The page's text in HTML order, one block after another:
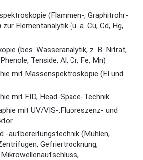
(Flammen-, Graphitrohr-
Elementanalytik (u. a. Cu, Cd, Hg,
(bes. Wasseranalytik, z. B. Nitrat,
Tenside, Al, Cr, Fe, Mn)
mit Massenspektroskopie (EI und
mit FID, Head-Space-Technik
mit UV/VIS-,Fluoreszenz- und
-aufbereitungstechnik (Mühlen,
Gefriertrocknung,